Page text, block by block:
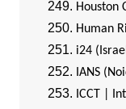
Houston
Human
i24
IANS
ICCT |